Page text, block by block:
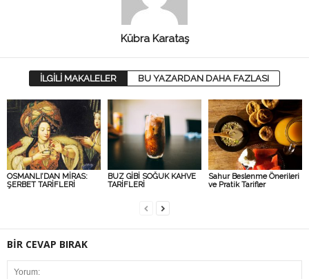
Kübra Karataş
İLGİLİ MAKALELER BU YAZARDAN DAHA FAZLASI
OSMANLI’DAN MİRAS:
ŞERBET TARİFLERİ
BUZ GİBİ SOĞUK KAHVE
TARİFLERİ
Sahur Beslenme Önerileri
ve Pratik Tarifler
BİR CEVAP BIRAK